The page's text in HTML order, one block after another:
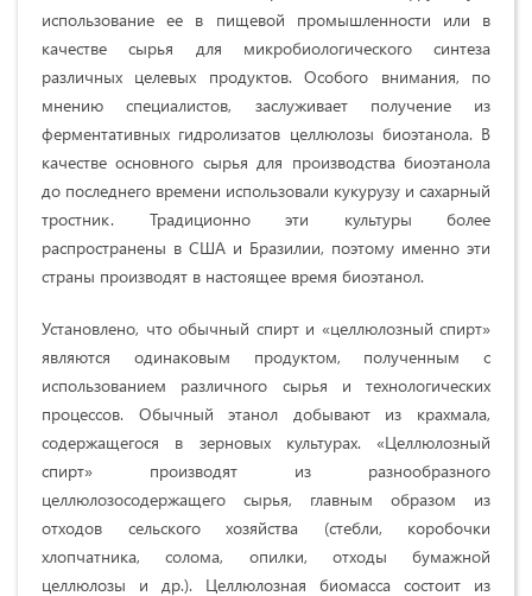
использование ее в пищевой промышленности или в
качестве сырья для микробиологического синтеза
различных целевых продуктов. Особого внимания, по
мнению специалистов, заслуживает получение из
ферментативных гидролизатов целлюлозы биоэтанола. В
качестве основного сырья для производства биоэтанола
до последнего времени использовали кукурузу и сахарный
тростник. Традиционно эти культуры более
распространены в США и Бразилии, поэтому именно эти
страны производят в настоящее время биоэтанол.
Установлено, что обычный спирт и «целлюлозный спирт»
являются одинаковым продуктом, полученным с
использованием различного сырья и технологических
процессов. Обычный этанол добывают из крахмала,
содержащегося в зерновых культурах. «Целлюлозный
спирт» производят из разнообразного
целлюлозосодержащего сырья, главным образом из
отходов сельского хозяйства (стебли, коробочки
хлопчатника, солома, опилки, отходы бумажной
целлюлозы и др.). Целлюлозная биомасса состоит из